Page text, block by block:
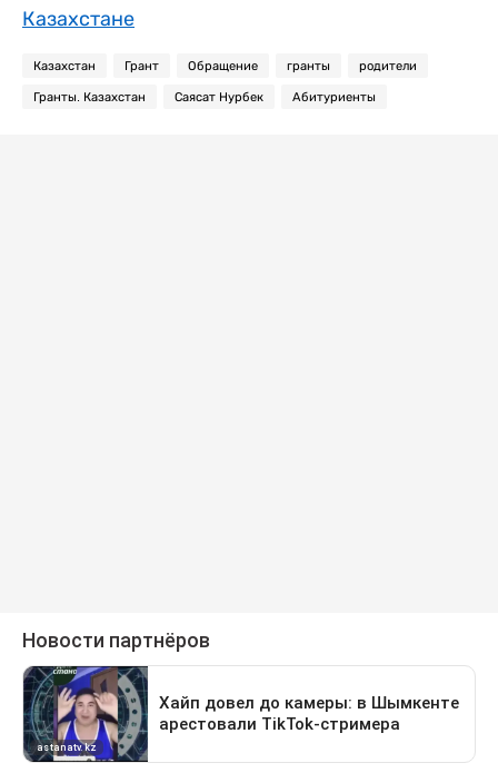
Казахстане
Казахстан Грант Обращение гранты родители
Гранты. Казахстан Саясат Нурбек Абитуриенты